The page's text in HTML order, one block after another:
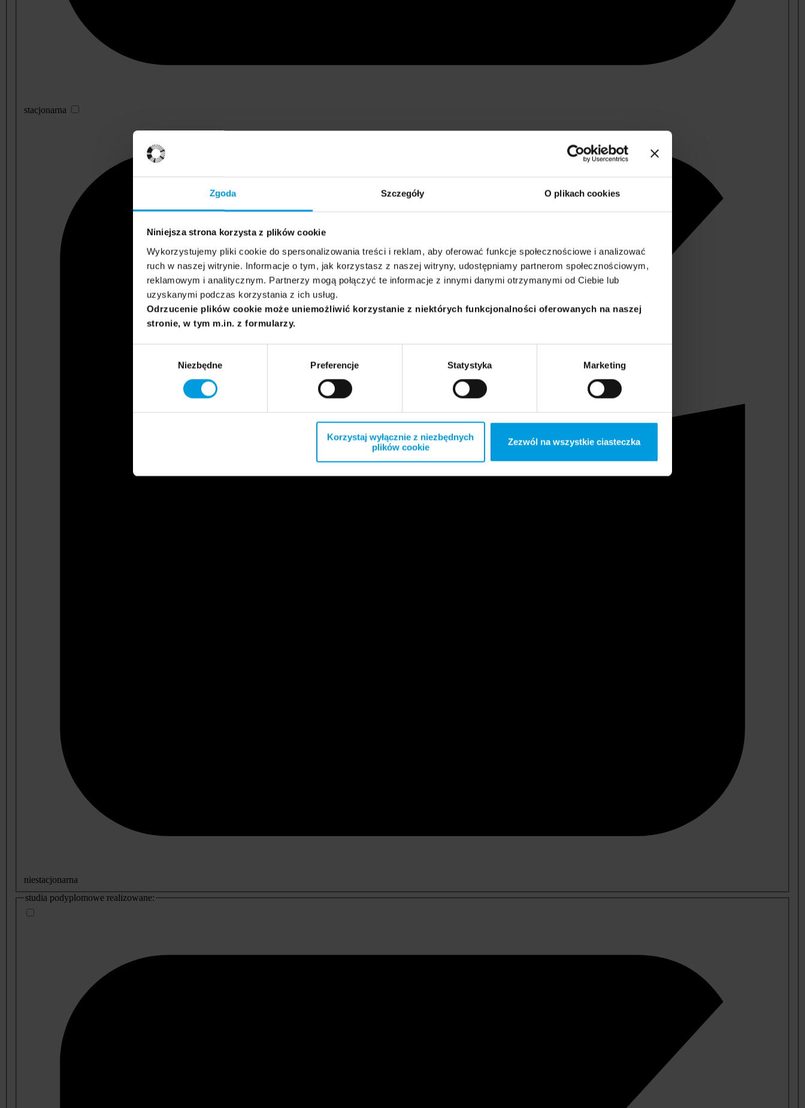
Zgoda Szczegóły O plikach cookies
Niniejsza strona korzysta z plików cookie
Wykorzystujemy pliki cookie do spersonalizowania treści i reklam, aby oferować funkcje społecznościowe i analizować
ruch w naszej witrynie. Informacje o tym, jak korzystasz z naszej witryny, udostępniamy partnerom społecznościowym,
reklamowym i analitycznym. Partnerzy mogą połączyć te informacje z innymi danymi otrzymanymi od Ciebie lub
uzyskanymi podczas korzystania z ich usług.
Odrzucenie plików cookie może uniemożliwić korzystanie z niektórych funkcjonalności oferowanych na naszej
stronie, w tym m.in. z formularzy.
Niezbędne Preferencje Statystyka Marketing
Korzystaj wyłącznie z niezbędnych
plików cookie
Zezwól na wszystkie ciasteczka
stacjonarna
niestacjonarna
studia podyplomowe realizowane: